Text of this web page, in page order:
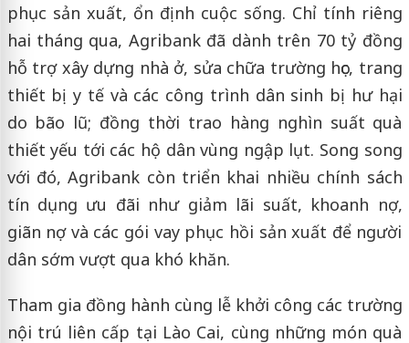
phục sản xuất, ổn định cuộc sống. Chỉ tính riêng
hai tháng qua, Agribank đã dành trên 70 tỷ đồng
hỗ trợ xây dựng nhà ở, sửa chữa trường học, trang
thiết bị y tế và các công trình dân sinh bị hư hại
do bão lũ; đồng thời trao hàng nghìn suất quà
thiết yếu tới các hộ dân vùng ngập lụt. Song song
với đó, Agribank còn triển khai nhiều chính sách
tín dụng ưu đãi như giảm lãi suất, khoanh nợ,
giãn nợ và các gói vay phục hồi sản xuất để người
dân sớm vượt qua khó khăn.
Tham gia đồng hành cùng lễ khởi công các trường
nội trú liên cấp tại Lào Cai, cùng những món quà